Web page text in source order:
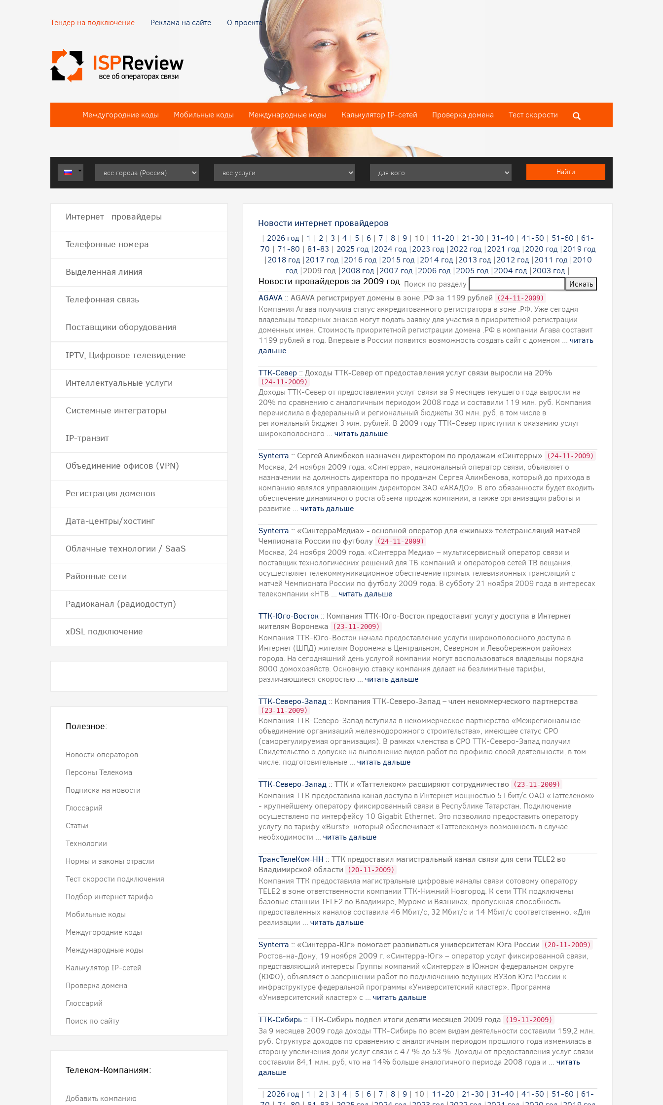
Тендер на подключение Реклама на сайте О проекте
Междугородние коды Мобильные коды Международные коды Калькулятор IP-сетей Проверка домена Тест скороcти
Новости интернет провайдеров
| 2026 год | 1 | 2 | 3 | 4 | 5 | 6 | 7 | 8 | 9 | 10 | 11-20 | 21-30 | 31-40 | 41-50 | 51-60 | 61-
70 | 71-80 | 81-83 | 2025 год |2024 год |2023 год |2022 год |2021 год |2020 год |2019 год
|2018 год|2017 год|2016 год|2015 год|2014 год|2013 год|2012 год|2011 год|2010
год|2009 год|2008 год|2007 год|2006 год|2005 год|2004 год|2003 год|
Новости провайдеров за 2009 год Поиск по разделу
AGAVA :: AGAVA регистрирует домены в зоне .РФ за 1199 рублей (24-11-2009)
Компания Агава получила статус аккредитованного регистратора в зоне .РФ. Уже сегодня
владельцы товарных знаков могут подать заявку для участия в приоритетной регистрации
доменных имен. Стоимость приоритетной регистрации домена .РФ в компании Агава составит
1199 рублей в год. Впервые в России появится возможность создать сайт с доменом ... читать
дальше
ТТК-Север :: Доходы ТТК-Север от предоставления услуг связи выросли на 20%
(24-11-2009)
Доходы ТТК-Север от предоставления услуг связи за 9 месяцев текущего года выросли на
20% по сравнению с аналогичным периодом 2008 года и составили 119 млн. руб. Компания
перечислила в федеральный и региональный бюджеты 30 млн. руб, в том числе в
региональный бюджет 3 млн. рублей. В 2009 году ТТК-Север приступил к оказанию услуг
широкополосного ... читать дальше
Synterra :: Сергей Алимбеков назначен директором по продажам «Синтерры» (24-11-2009)
Москва, 24 ноября 2009 года. «Синтерра», национальный оператор связи, объявляет о
назначении на должность директора по продажам Сергея Алимбекова, который до прихода в
компанию являлся управляющим директором ЗАО «АКАДО». В его обязанности будет входить
обеспечение динамичного роста объема продаж компании, а также организация работы и
развитие ... читать дальше
Synterra :: «СинтерраМедиа» - основной оператор для «живых» телетрансляций матчей
Чемпионата России по футболу
(24-11-2009)
Москва, 24 ноября 2009 года. «Синтерра Медиа» – мультисервисный оператор связи и
поставщик технологических решений для ТВ компаний и операторов сетей ТВ вещания,
осуществляет телекоммуникационное обеспечение прямых телевизионных трансляций с
матчей Чемпионата России по футболу 2009 года. В субботу 21 ноября 2009 года в интересах
телекомпании «НТВ ... читать дальше
ТТК-Юго-Восток :: Компания ТТК-Юго-Восток предоставит услугу доступа в Интернет
жителям Воронежа
(23-11-2009)
Компания ТТК-Юго-Восток начала предоставление услуги широкополосного доступа в
Интернет (ШПД) жителям Воронежа в Центральном, Северном и Левобережном районах
города. На сегодняшний день услугой компании могут воспользоваться владельцы порядка
8000 домохозяйств. Основную ставку компания делает на безлимитные тарифы,
различающиеся скоростью ... читать дальше
ТТК-Северо-Запад :: Компания ТТК-Северо-Запад – член некоммерческого партнерства
(23-11-2009)
Компания ТТК-Северо-Запад вступила в некоммерческое партнерство «Межрегиональное
объединение организаций железнодорожного строительства», имеющее статус СРО
(саморегулируемая организация). В рамках членства в СРО ТТК-Северо-Запад получил
Свидетельство о допуске на выполнение видов работ по профилю своей деятельности, в том
числе: подготовительные ... читать дальше
ТТК-Северо-Запад :: ТТК и «Таттелеком» расширяют сотрудничество (23-11-2009)
Компания ТТК предоставила канал доступа в Интернет мощностью 5 Гбит/с ОАО «Таттелеком»
- крупнейшему оператору фиксированный связи в Республике Татарстан. Подключение
осуществлено по интерфейсу 10 Gigabit Ethernet. Это позволило предоставить оператору
услугу по тарифу «Burst», который обеспечивает «Таттелекому» возможность в случае
необходимости ... читать дальше
ТрансТелеКом-НН :: ТТК предоставил магистральный канал связи для сети TELE2 во
Владимирской области
(20-11-2009)
Компания ТТК предоставила магистральные цифровые каналы связи сотовому оператору
ТELE2 в зоне ответственности компании ТТК-Нижний Новгород. К сети ТТК подключены
базовые станции TELE2 во Владимире, Муроме и Вязниках, пропускная способность
предоставленных каналов составила 46 Мбит/с, 32 Мбит/с и 14 Мбит/с соответственно. «Для
реализации ... читать дальше
Synterra :: «Синтерра-Юг» помогает развиваться университетам Юга России (20-11-2009)
Ростов-на-Дону, 19 ноября 2009 г. «Синтерра-Юг» – оператор услуг фиксированной связи,
представляющий интересы Группы компаний «Синтерра» в Южном федеральном округе
(ЮФО), объявляет о завершении работ по подключению ведущих ВУЗов Юга России к
инфраструктуре федеральной программы «Университетский кластер». Программа
«Университетский кластер» с ... читать дальше
ТТК-Сибирь :: ТТК-Сибирь подвел итоги девяти месяцев 2009 года (19-11-2009)
За 9 месяцев 2009 года доходы ТТК-Сибирь по всем видам деятельности составили 159,2 млн.
руб. Структура доходов по сравнению с аналогичным периодом прошлого года изменилась в
сторону увеличения доли услуг связи с 47 % до 53 %. Доходы от предоставления услуг связи
составили 84,1 млн. руб, что на 14% больше аналогичного периода 2008 года и ... читать
дальше
| 2026 год | 1 | 2 | 3 | 4 | 5 | 6 | 7 | 8 | 9 | 10 | 11-20 | 21-30 | 31-40 | 41-50 | 51-60 | 61-
Интернет провайдеры
Телефонные номера
Выделенная линия
Телефонная связь
Поставщики оборудования
IPTV, Цифровое телевидение
Интеллектуальные услуги
Системные интеграторы
IP-транзит
Объединение офисов (VPN)
Регистрация доменов
Дата-центры/хостинг
Облачные технологии / SaaS
Районные сети
Радиоканал (радиодоступ)
хDSL подключение
Полезное:
Новости операторов
Персоны Телекома
Подписка на новости
Глоссарий
Статьи
Технологии
Нормы и законы отрасли
Тест скорости подключения
Подбор интернет тарифа
Мобильные коды
Междугородние коды
Международные коды
Калькулятор IP-сетей
Проверка домена
Глоссарий
Поиск по сайту
Телеком-Компаниям:
Добавить компанию